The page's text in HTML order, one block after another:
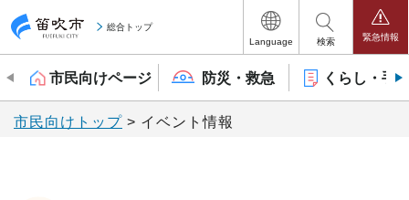
笛吹市
総合トップ
Language
検索 緊急情報
市民向けページ 防災・救急 くらし・手
市民向けトップ > イベント情報